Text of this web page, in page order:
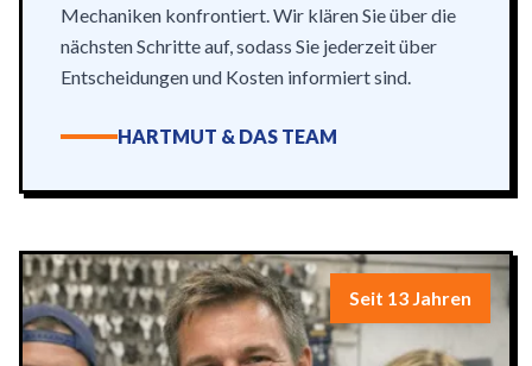
Mechaniken konfrontiert. Wir klären Sie über die
nächsten Schritte auf, sodass Sie jederzeit über
Entscheidungen und Kosten informiert sind.
HARTMUT & DAS TEAM
Seit 13 Jahren